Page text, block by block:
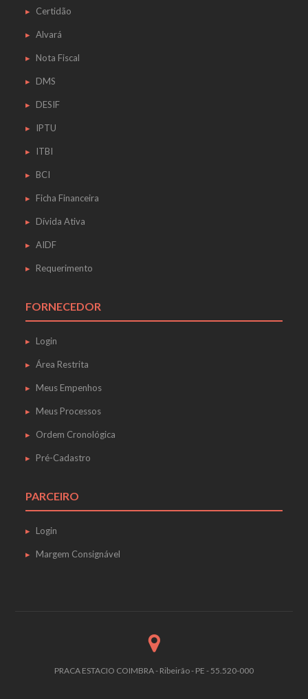
Certidão
Alvará
Nota Fiscal
DMS
DESIF
IPTU
ITBI
BCI
Ficha Financeira
Dívida Ativa
AIDF
Requerimento
FORNECEDOR
Login
Área Restrita
Meus Empenhos
Meus Processos
Ordem Cronológica
Pré-Cadastro
PARCEIRO
Login
Margem Consignável
PRACA ESTACIO COIMBRA - Ribeirão - PE - 55.520-000